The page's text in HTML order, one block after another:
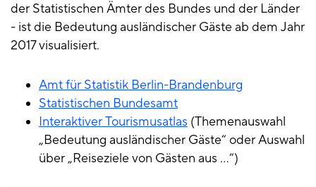
der Statistischen Ämter des Bundes und der Länder
- ist die Bedeutung ausländischer Gäste ab dem Jahr
2017 visualisiert.
Amt für Statistik Berlin-Brandenburg
Statistischen Bundesamt
Interaktiver Tourismusatlas (Themenauswahl
„Bedeutung ausländischer Gäste“ oder Auswahl
über „Reiseziele von Gästen aus …“)